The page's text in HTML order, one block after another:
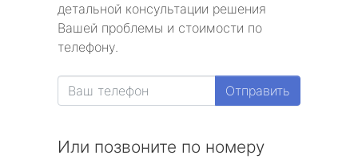
детальной консультации решения
Вашей проблемы и стоимости по
телефону.
Отправить
Или позвоните по номеру